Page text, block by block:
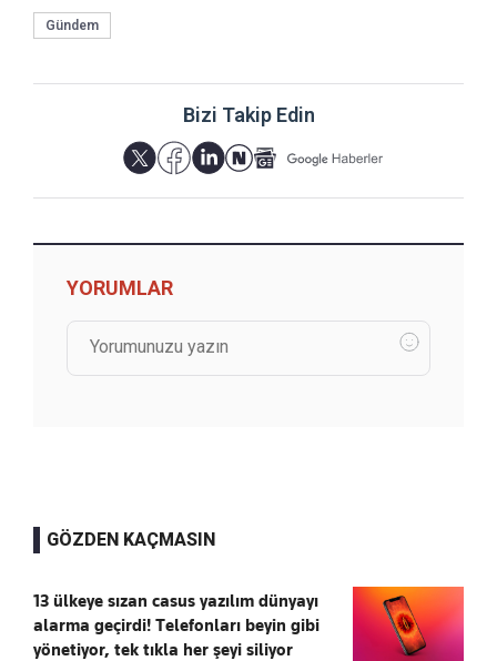
Gündem
Bizi Takip Edin
YORUMLAR
GÖZDEN KAÇMASIN
13 ülkeye sızan casus yazılım dünyayı
alarma geçirdi! Telefonları beyin gibi
yönetiyor, tek tıkla her şeyi siliyor